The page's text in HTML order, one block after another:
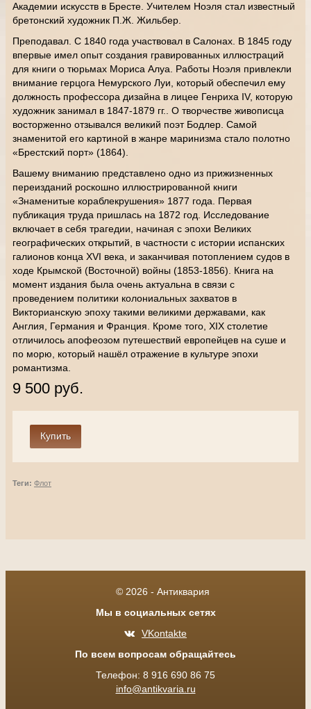
Академии искусств в Бресте. Учителем Ноэля стал известный
бретонский художник П.Ж. Жильбер.
Преподавал. С 1840 года участвовал в Салонах. В 1845 году
впервые имел опыт создания гравированных иллюстраций
для книги о тюрьмах Мориса Алуа. Работы Ноэля привлекли
внимание герцога Немурского Луи, который обеспечил ему
должность профессора дизайна в лицее Генриха IV, которую
художник занимал в 1847-1879 гг.. О творчестве живописца
восторженно отзывался великий поэт Бодлер. Самой
знаменитой его картиной в жанре маринизма стало полотно
«Брестский порт» (1864).
Вашему вниманию представлено одно из прижизненных
переизданий роскошно иллюстрированной книги
«Знаменитые кораблекрушения» 1877 года. Первая
публикация труда пришлась на 1872 год. Исследование
включает в себя трагедии, начиная с эпохи Великих
географических открытий, в частности с истории испанских
галионов конца XVI века, и заканчивая потоплением судов в
ходе Крымской (Восточной) войны (1853-1856). Книга на
момент издания была очень актуальна в связи с
проведением политики колониальных захватов в
Викторианскую эпоху такими великими державами, как
Англия, Германия и Франция. Кроме того, XIX столетие
отличилось апофеозом путешествий европейцев на суше и
по морю, который нашёл отражение в культуре эпохи
романтизма.
9 500 руб.
Теги: Флот
© 2026 - Антиквария
Мы в социальных сетях
VKontakte
По всем вопросам обращайтесь
Телефон: 8 916 690 86 75
info@antikvaria.ru